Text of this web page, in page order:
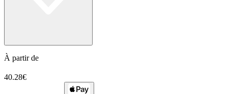
À partir de
40.28€